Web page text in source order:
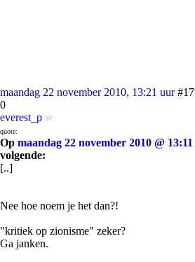
maandag 22 november 2010, 13:21 uur #17
0
everest_p
quote:
Op maandag 22 november 2010 @ 13:11
volgende:
[..]
Nee hoe noem je het dan?!
"kritiek op zionisme" zeker?
Ga janken.